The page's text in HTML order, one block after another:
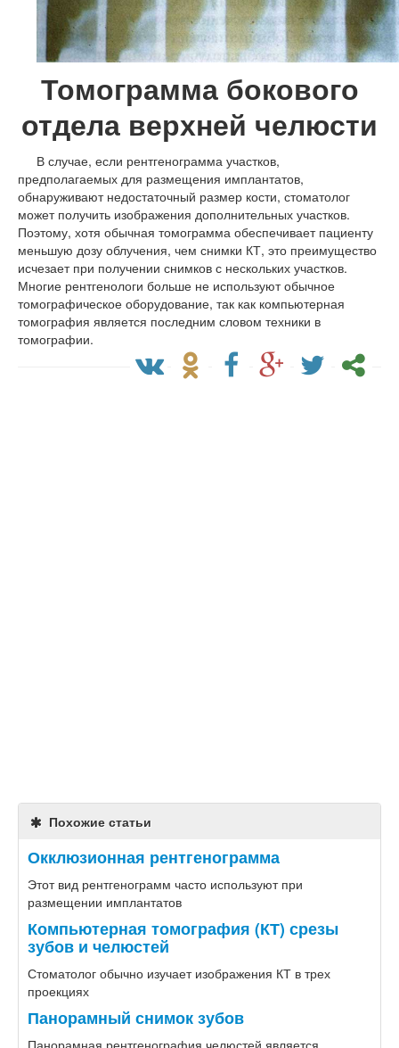
Томограмма бокового
отдела верхней челюсти
В случае, если рентгенограмма участков,
предполагаемых для размещения имплантатов,
обнаруживают недостаточный размер кости, стоматолог
может получить изображения дополнительных участков.
Поэтому, хотя обычная томограмма обеспечивает пациенту
меньшую дозу облучения, чем снимки КТ, это преимущество
исчезает при получении снимков с нескольких участков.
Многие рентгенологи больше не используют обычное
томографическое оборудование, так как компьютерная
томография является последним словом техники в
томографии.
Похожие статьи
Окклюзионная рентгенограмма
​Этот вид рентгенограмм часто используют при
размещении имплантатов
Компьютерная томография (КТ) срезы
зубов и челюстей
Стоматолог обычно изучает изображения КТ в трех
проекциях
Панорамный снимок зубов
Панорамная рентгенография челюстей является